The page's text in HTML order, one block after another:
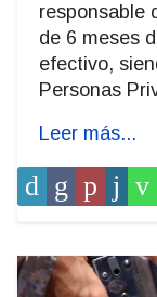
responsable
de 6 meses
efectivo,
Personas
Leer más...